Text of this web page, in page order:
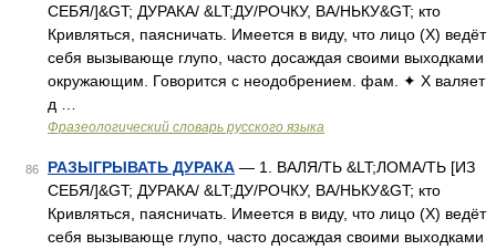
СЕБЯ/]&GT; ДУРАКА/ &LT;ДУ/РОЧКУ, ВА/НЬКУ&GT; кто
Кривляться, паясничать. Имеется в виду, что лицо (Х) ведёт
себя вызывающе глупо, часто досаждая своими выходками
окружающим. Говорится с неодобрением. фам. ✦ Х валяет
д …
Фразеологический словарь русского языка
86 РАЗЫГРЫВАТЬ ДУРАКА — 1. ВАЛЯ/ТЬ &LT;ЛОМА/ТЬ [ИЗ
СЕБЯ/]&GT; ДУРАКА/ &LT;ДУ/РОЧКУ, ВА/НЬКУ&GT; кто
Кривляться, паясничать. Имеется в виду, что лицо (Х) ведёт
себя вызывающе глупо, часто досаждая своими выходками